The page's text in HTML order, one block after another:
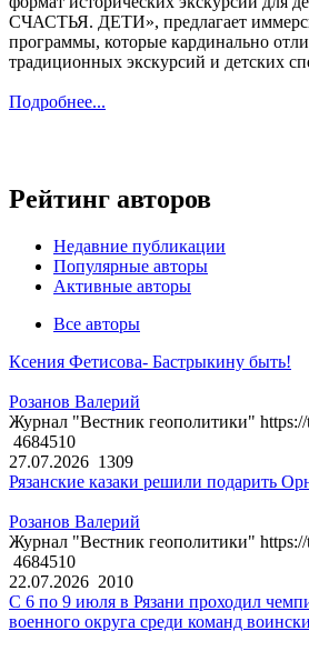
СЧАСТЬЯ. ДЕТИ», предлагает
программы, которые кардинально
традиционных экскурсий и детских
Подробнее...
Рейтинг авторов
Недавние публикации
Популярные авторы
Активные авторы
Все авторы
Ксения Фетисова- Бастрыкину быть!
Розанов Валерий
Журнал "Вестник геополитики" https://
4684510
27.07.2026 1309
Рязанские казаки решили подарить
Розанов Валерий
Журнал "Вестник геополитики" https://
4684510
22.07.2026 2010
С 6 по 9 июля в Рязани проходил
военного округа среди команд